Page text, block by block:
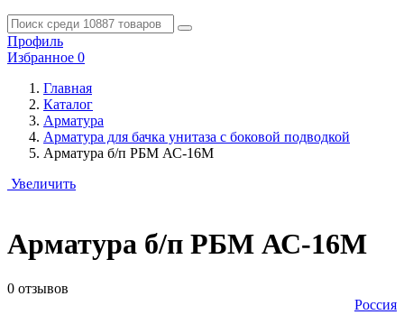
Профиль
Избранное 0
Главная
Каталог
Арматура
Арматура для бачка унитаза с боковой подводкой
Арматура б/п РБМ АС-16М
Увеличить
Арматура б/п РБМ АС-16М
0 отзывов
Россия